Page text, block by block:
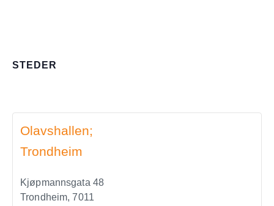
STEDER
Olavshallen;
Trondheim
Kjøpmannsgata 48
Trondheim, 7011